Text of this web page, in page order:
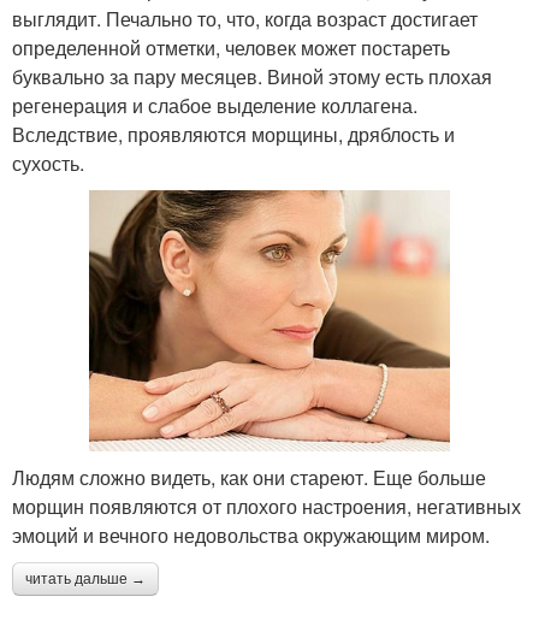
выглядит. Печально то, что, когда возраст достигает
определенной отметки, человек может постареть
буквально за пару месяцев. Виной этому есть плохая
регенерация и слабое выделение коллагена.
Вследствие, проявляются морщины, дряблость и
сухость.
Людям сложно видеть, как они стареют. Еще больше
морщин появляются от плохого настроения, негативных
эмоций и вечного недовольства окружающим миром.
читать дальше →